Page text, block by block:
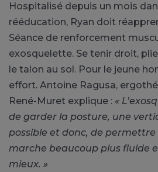
Hospitalisé depuis un mois
rééducation, Ryan doit
Séance de renforcement
exosquelette. Se tenir droit,
le talon au sol. Pour le jeune
effort. Antoine Ragusa,
René-Muret explique : «
de garder la posture, une
possible et donc, de
marche beaucoup plus fluide
mieux. »